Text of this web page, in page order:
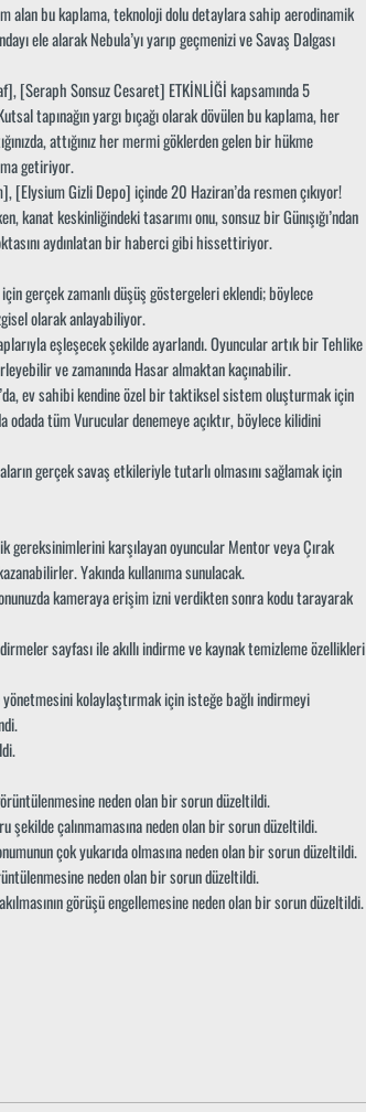
alan bu kaplama, teknoloji dolu detaylara sahip aerodinamik
ele alarak Nebula’yı yarıp geçmenizi ve Savaş Dalgası
[Seraph Sonsuz Cesaret] ETKİNLİĞİ kapsamında 5
tapınağın yargı bıçağı olarak dövülen bu kaplama, her
attığınız her mermi göklerden gelen bir hükme
getiriyor.
[Elysium Gizli Depo] içinde 20 Haziran’da resmen çıkıyor!
kanat keskinliğindeki tasarımı onu, sonsuz bir Günışığı’ndan
aydınlatan bir haberci gibi hissettiriyor.
gerçek zamanlı düşüş göstergeleri eklendi; böylece
olarak anlayabiliyor.
eşleşecek şekilde ayarlandı. Oyuncular artık bir Tehlike
ve zamanında Hasar almaktan kaçınabilir.
ev sahibi kendine özel bir taktiksel sistem oluşturmak için
odada tüm Vurucular denemeye açıktır, böylece kilidini
gerçek savaş etkileriyle tutarlı olmasını sağlamak için
gereksinimlerini karşılayan oyuncular Mentor veya Çırak
Yakında kullanıma sunulacak.
kameraya erişim izni verdikten sonra kodu tarayarak
sayfası ile akıllı indirme ve kaynak temizleme özellikleri
kolaylaştırmak için isteğe bağlı indirmeyi
neden olan bir sorun düzeltildi.
çalınmamasına neden olan bir sorun düzeltildi.
çok yukarıda olmasına neden olan bir sorun düzeltildi.
neden olan bir sorun düzeltildi.
görüşü engellemesine neden olan bir sorun düzeltildi.